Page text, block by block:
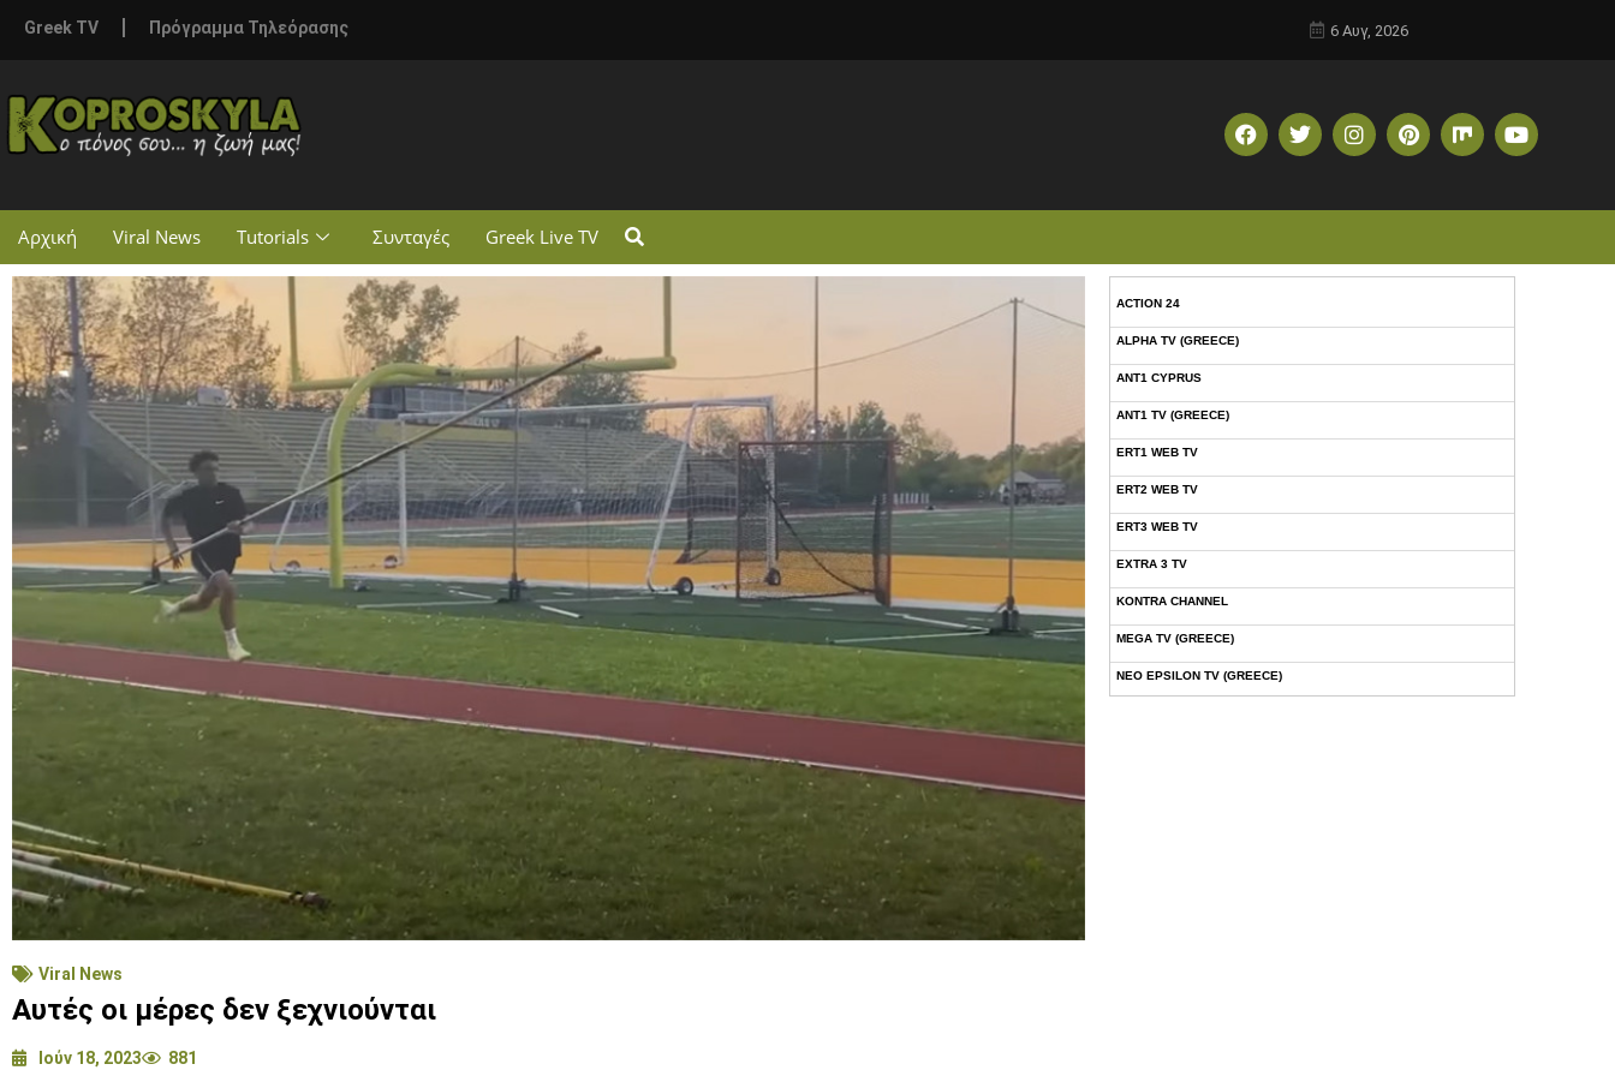
Greek TV Πρόγραμμα Τηλεόρασης 6 Αυγ, 2026
Αρχική Viral News Tutorials Συνταγές Greek Live TV
Viral News
Αυτές οι μέρες δεν ξεχνιούνται
Ιούν 18, 2023 881
ACTION 24
ALPHA TV (GREECE)
ANT1 CYPRUS
ANT1 TV (GREECE)
ERT1 WEB TV
ERT2 WEB TV
ERT3 WEB TV
EXTRA 3 TV
KONTRA CHANNEL
MEGA TV (GREECE)
NEO EPSILON TV (GREECE)